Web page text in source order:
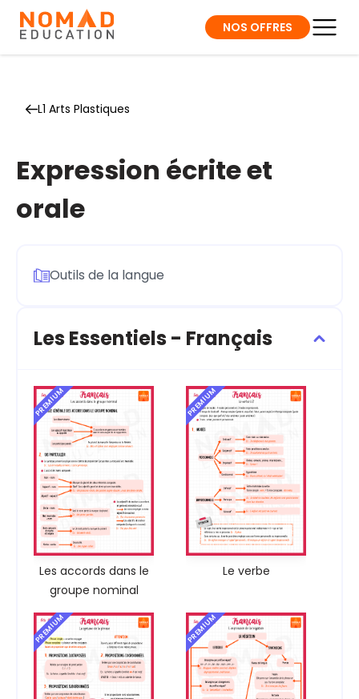
NOS OFFRES
L1 Arts Plastiques
Expression écrite et
orale
Outils de la langue
Les Essentiels - Français
PREMIUM
Les accords dans le
groupe nominal
PREMIUM
Le verbe
PREMIUM PREMIUM